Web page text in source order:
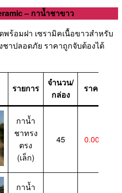
– กาน้ำชาขาว
ร้อมฝา เซรามิคเนื้อขาวสำหรับ
าปลอดภัย ราคาถูกจับต้องได้
รายการ
จำนวน/
กล่อง
ราคา
กาน้ำ
ชาทรง
ตรง
(เล็ก)
45 0.00-
กาน้ำ